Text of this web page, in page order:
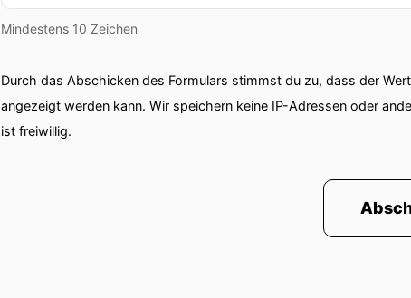
Mindestens 10 Zeichen
Durch das Abschicken des Formulars stimmst du zu, dass der
angezeigt werden kann. Wir speichern keine IP-Adressen oder
ist freiwillig.